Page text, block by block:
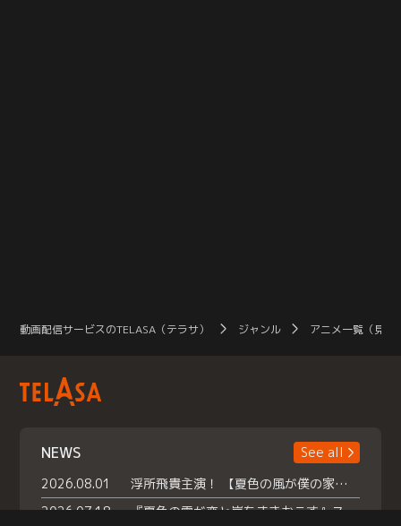
動画配信サービスのTELASA（テラサ） ジャンル アニメ一覧（見放
NEWS
See all
2026.08.01
浮所飛貴主演！ 【夏色の風が僕の家にやってきた】 本日よりテラサで独占配信スタート！
2026.07.18
『夏色の雲が恋と嵐をまきおこす』スペシャルメイキング 【Part1】2026年７月18日（土）23時30分～配信スタート！話題のシーンの裏側を大公開！豪華キャスト大集合！ 『武宮家 真夏の家族会議』開催！